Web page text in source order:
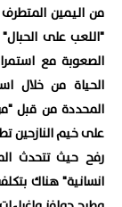
من اليمين
"اللعب على
الصعوبة مع
الحياة من خلال
المحددة من قبل
على خيم النازحين
رفح حيث تتحدث
انسانية" هناك